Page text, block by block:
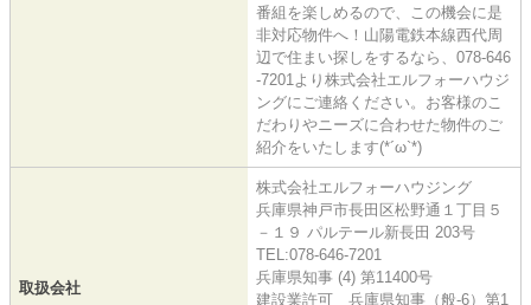
番組を楽しめるので、この機会に是
非対応物件へ！山陽電鉄本線西代周
辺で住まい探しをするなら、078-646
-7201より株式会社エルフォーハウジ
ングにご連絡ください。お客様のこ
だわりやニーズに合わせた物件のご
紹介をいたします(*´ω`*)
取扱会社
株式会社エルフォーハウジング
兵庫県神戸市長田区松野通１丁目５
－１９ パルテール新長田 203号
TEL:078-646-7201
兵庫県知事 (4) 第11400号
建設業許可 兵庫県知事（般-6）第1